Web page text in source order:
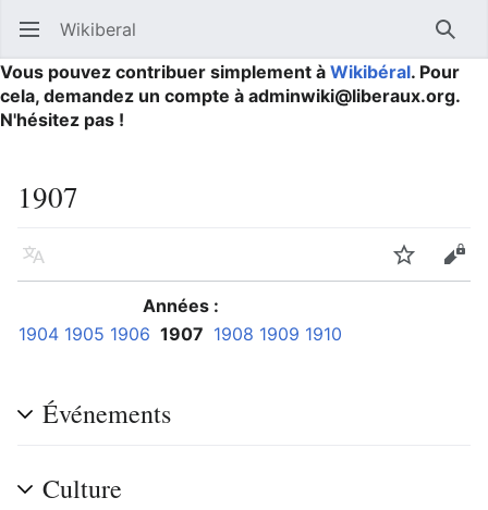
Ouvrir le menu principal Wikiberal
Vous pouvez contribuer simplement à Wikibéral. Pour
cela, demandez un compte à adminwiki@liberaux.org.
N'hésitez pas !
1907
Langue Suivre
Années :
1904 1905 1906 1907 1908 1909 1910
Événements
Culture